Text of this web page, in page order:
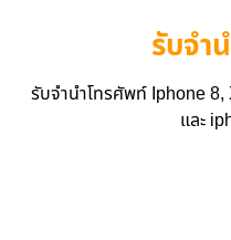
รับจำ
รับจำนำโทรศัพท์ Iphone
และ